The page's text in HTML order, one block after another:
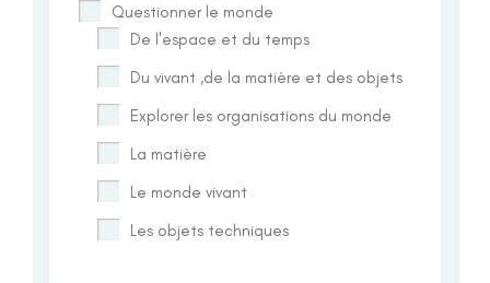
Questionner le monde
De l'espace et du temps
Du vivant ,de la matière et des objets
Explorer les organisations du monde
La matière
Le monde vivant
Les objets techniques